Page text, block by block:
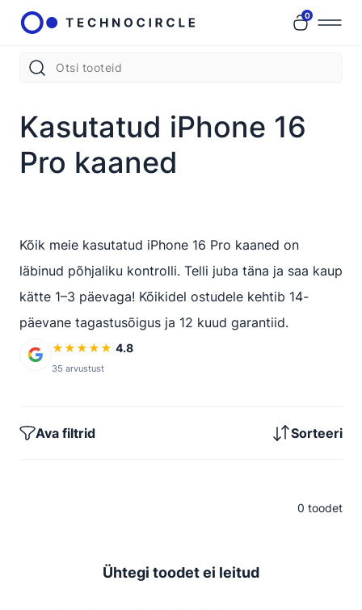
0
Kasutatud iPhone 16
Pro kaaned
Kõik meie kasutatud iPhone 16 Pro kaaned on
läbinud põhjaliku kontrolli. Telli juba täna ja saa kaup
kätte 1–3 päevaga! Kõikidel ostudele kehtib 14-
päevane tagastusõigus ja 12 kuud garantiid.
★★★★★ 4.8
35 arvustust
Ava filtrid Sorteeri
0 toodet
Ühtegi toodet ei leitud